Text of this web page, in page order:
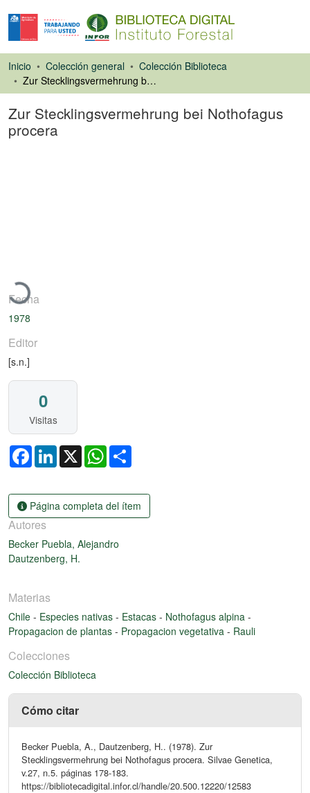
Inicio Colección general
Colección Biblioteca
Zur Stecklingsvermehrung bei Nothofagus procera
Zur Stecklingsvermehrung bei Nothofagus
procera
Cargando...
Fecha
1978
Editor
[s.n.]
0
Visitas
FacebookLinkedIn
X WhatsApp
Página completa del ítem
Autores
Becker Puebla, Alejandro
Dautzenberg, H.
Materias
Chile - Especies nativas - Estacas - Nothofagus alpina -
Propagacion de plantas - Propagacion vegetativa - Rauli
Colecciones
Colección Biblioteca
Cómo citar
Becker Puebla, A., Dautzenberg, H.. (1978). Zur
Stecklingsvermehrung bei Nothofagus procera. Silvae Genetica,
v.27, n.5. páginas 178-183.
https://bibliotecadigital.infor.cl/handle/20.500.12220/12583